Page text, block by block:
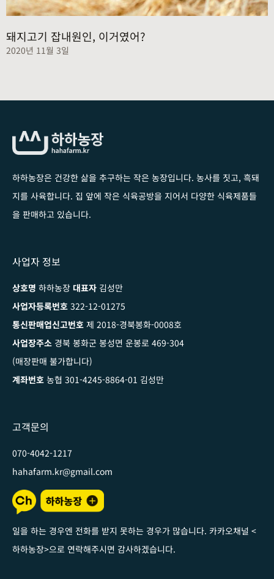
돼지고기 잡내원인, 이거였어?
2020년 11월 3일
하하농장은 건강한 삶을 추구하는 작은 농장입니다. 농사를 짓고, 흑돼
지를 사육합니다. 집 앞에 작은 식육공방을 지어서 다양한 식육제품들
을 판매하고 있습니다.
사업자 정보
상호명 하하농장 대표자 김성만
사업자등록번호 322-12-01275
통신판매업신고번호 제 2018-경북봉화-0008호
사업장주소 경북 봉화군 봉성면 운봉로 469-304
(매장판매 불가합니다)
계좌번호 농협 301-4245-8864-01 김성만
고객문의
070-4042-1217
hahafarm.kr@gmail.com
일을 하는 경우엔 전화를 받지 못하는 경우가 많습니다. 카카오채널 <
하하농장>으로 연락해주시면 감사하겠습니다.